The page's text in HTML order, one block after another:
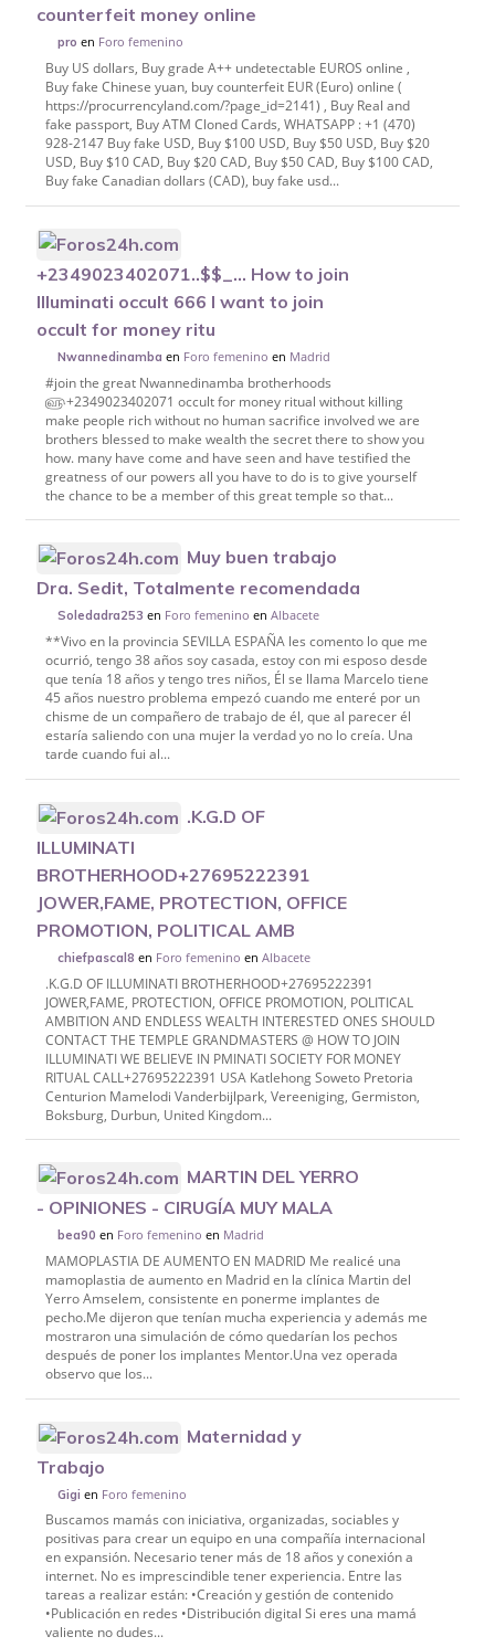
counterfeit money online
pro en Foro femenino
Buy US dollars, Buy grade A++ undetectable EUROS online ,
Buy fake Chinese yuan, buy counterfeit EUR (Euro) online (
https://procurrencyland.com/?page_id=2141) , Buy Real and
fake passport, Buy ATM Cloned Cards, WHATSAPP : +1 (470)
928-2147 Buy fake USD, Buy $100 USD, Buy $50 USD, Buy $20
USD, Buy $10 CAD, Buy $20 CAD, Buy $50 CAD, Buy $100 CAD,
Buy fake Canadian dollars (CAD), buy fake usd...
+2349023402071..$$_… How to join
Illuminati occult 666 I want to join
occult for money ritu
Nwannedinamba en Foro femenino en Madrid
#join the great Nwannedinamba brotherhoods
௵+2349023402071 occult for money ritual without killing
make people rich without no human sacrifice involved we are
brothers blessed to make wealth the secret there to show you
how. many have come and have seen and have testified the
greatness of our powers all you have to do is to give yourself
the chance to be a member of this great temple so that...
Muy buen trabajo
Dra. Sedit, Totalmente recomendada
Soledadra253 en Foro femenino enAlbacete
**Vivo en la provincia SEVILLA ESPAÑA les comento lo que me
ocurrió, tengo 38 años soy casada, estoy con mi esposo desde
que tenía 18 años y tengo tres niños, Él se llama Marcelo tiene
45 años nuestro problema empezó cuando me enteré por un
chisme de un compañero de trabajo de él, que al parecer él
estaría saliendo con una mujer la verdad yo no lo creía. Una
tarde cuando fui al...
.K.G.D OF
ILLUMINATI
BROTHERHOOD+27695222391
JOWER,FAME, PROTECTION, OFFICE
PROMOTION, POLITICAL AMB
chiefpascal8 en Foro femenino enAlbacete
.K.G.D OF ILLUMINATI BROTHERHOOD+27695222391
JOWER,FAME, PROTECTION, OFFICE PROMOTION, POLITICAL
AMBITION AND ENDLESS WEALTH INTERESTED ONES SHOULD
CONTACT THE TEMPLE GRANDMASTERS @ HOW TO JOIN
ILLUMINATI WE BELIEVE IN PMINATI SOCIETY FOR MONEY
RITUAL CALL+27695222391 USA Katlehong Soweto Pretoria
Centurion Mamelodi Vanderbijlpark, Vereeniging, Germiston,
Boksburg, Durbun, United Kingdom...
MARTIN DEL YERRO
- OPINIONES - CIRUGÍA MUY MALA
bea90 en Foro femenino en Madrid
MAMOPLASTIA DE AUMENTO EN MADRID Me realicé una
mamoplastia de aumento en Madrid en la clínica Martin del
Yerro Amselem, consistente en ponerme implantes de
pecho.Me dijeron que tenían mucha experiencia y además me
mostraron una simulación de cómo quedarían los pechos
después de poner los implantes Mentor.Una vez operada
observo que los...
Maternidad y
Trabajo
Gigi en Foro femenino
Buscamos mamás con iniciativa, organizadas, sociables y
positivas para crear un equipo en una compañía internacional
en expansión. Necesario tener más de 18 años y conexión a
internet. No es imprescindible tener experiencia. Entre las
tareas a realizar están: •Creación y gestión de contenido
•Publicación en redes •Distribución digital Si eres una mamá
valiente no dudes...